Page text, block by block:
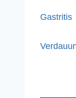
Gastritis